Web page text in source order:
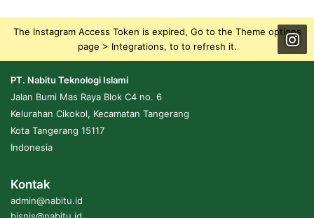
The Instagram Access Token is expired, Go to the Theme options
page > Integrations, to to refresh it.
PT. Nabitu Teknologi Islami
Jalan Bumi Mas Raya Blok C4 no. 6
Kelurahan Cikokol, Kecamatan Tangerang
Kota Tangerang 15117
Indonesia
Kontak
admin@nabitu.id
bisnis@nabitu.id